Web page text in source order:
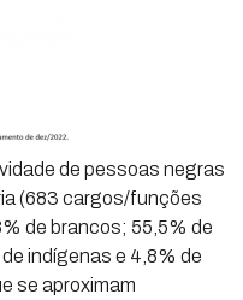
de pessoas negras
(683 cargos/funções
de brancos; 55,5% de
indígenas e 4,8% de
se aproximam